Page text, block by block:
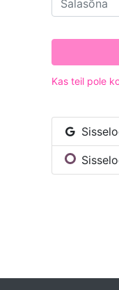
Kas teil pole